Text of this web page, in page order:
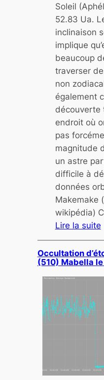
t
1
Soleil
52.83 Ua.
inclinaison
implique
beaucoup
traverser
non
également
découverte
endroit où
pas
magnitude
un astre
difficile à
données
Makemake
wikipédia)
Lire la suite
:
t
Occultation
(510) Mabella